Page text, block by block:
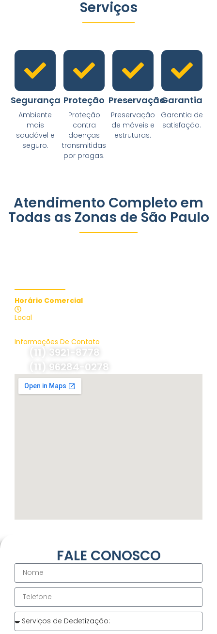
Serviços
Segurança
Ambiente
mais
saudável e
seguro.
Proteção
Proteção
contra
doenças
transmitidas
por pragas.
Preservação
Preservação
de móveis e
estruturas.
Garantia
Garantia de
satisfação.
Atendimento Completo em
Todas as Zonas de São Paulo
Horário Comercial
Local
Informações De Contato
(11) 3921-8778
(11) 96284-0278
FALE CONOSCO